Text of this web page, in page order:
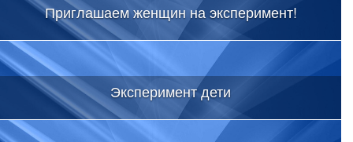
Приглашаем женщин на эксперимент!
Эксперимент дети